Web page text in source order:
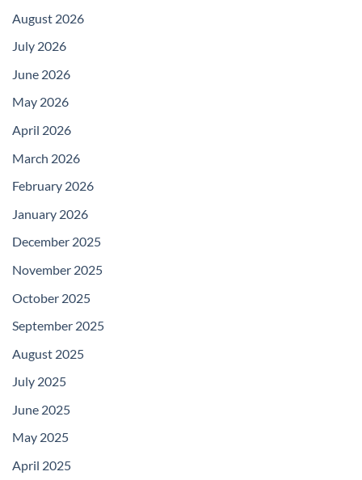
August 2026
July 2026
June 2026
May 2026
April 2026
March 2026
February 2026
January 2026
December 2025
November 2025
October 2025
September 2025
August 2025
July 2025
June 2025
May 2025
April 2025